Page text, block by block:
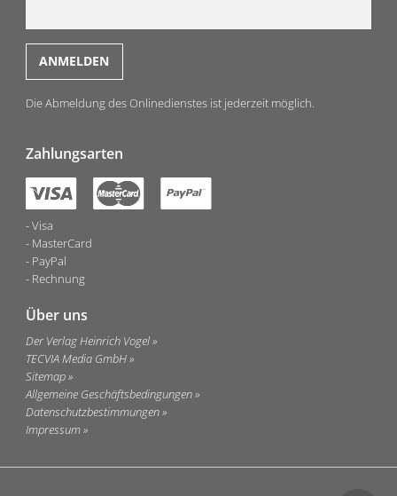
Die Abmeldung des Onlinedienstes ist jederzeit möglich.
Zahlungsarten
Visa
MasterCard
PayPal
Rechnung
Über uns
Der Verlag Heinrich Vogel
TECVIA Media GmbH
Sitemap
Allgemeine Geschäftsbedingungen
Datenschutzbestimmungen
Impressum